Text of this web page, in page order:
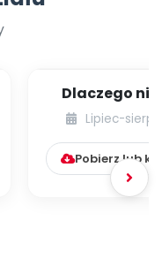
Dlaczego
ubierać
butów, czyli
Lipiec-
Pobierz lub